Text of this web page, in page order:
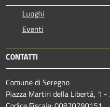
Luoghi
Eventi
CONTATTI
Comune di Seregno
Piazza Martiri della Libertà, 1